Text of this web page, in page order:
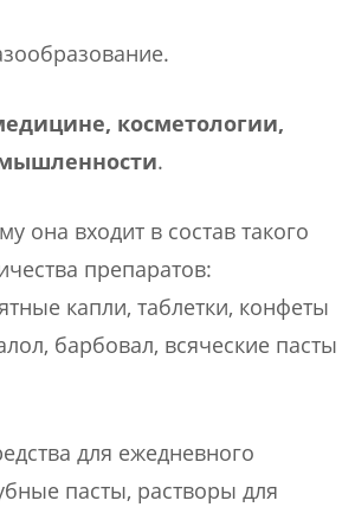
косметологии,
.
она входит в состав такого
препаратов:
капли, таблетки, конфеты
барбовал, всяческие пасты
для ежедневного
пасты, растворы для